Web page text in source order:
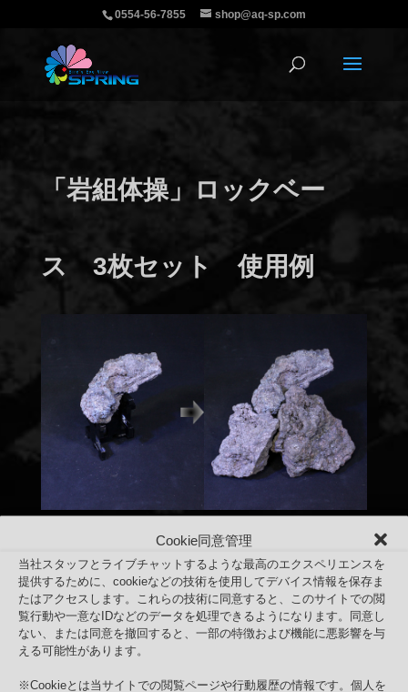
Cookie同意管理
当社スタッフとライブチャットするような最高のエクスペリエンスを
提供するために、cookieなどの技術を使用してデバイス情報を保存ま
たはアクセスします。これらの技術に同意すると、このサイトでの閲
覧行動や一意なIDなどのデータを処理できるようになります。同意し
ない、または同意を撤回すると、一部の特徴および機能に悪影響を与
える可能性があります。
※Cookieとは当サイトでの閲覧ページや行動履歴の情報です。個人を
0554-56-7855 shop@aq-sp.com
「岩組体操」ロックベー
ス 3枚セット 使用例